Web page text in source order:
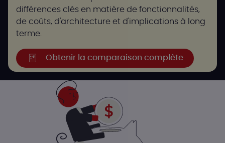
différences clés en matière de fonctionnalités,
de coûts, d'architecture et d'implications à long
terme.
Obtenir la comparaison complète